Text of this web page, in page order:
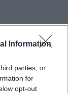
Information
parties, or
for
opt-out